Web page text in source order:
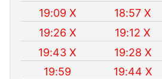
19:09 X
18:57 X
19:26 X
19:12 X
19:43 X
19:28 X
19:59
19:44 X